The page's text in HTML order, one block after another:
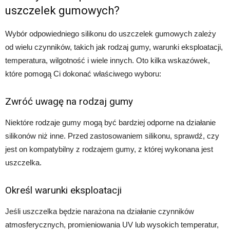
uszczelek gumowych?
Wybór odpowiedniego silikonu do uszczelek gumowych zależy
od wielu czynników, takich jak rodzaj gumy, warunki eksploatacji,
temperatura, wilgotność i wiele innych. Oto kilka wskazówek,
które pomogą Ci dokonać właściwego wyboru:
Zwróć uwagę na rodzaj gumy
Niektóre rodzaje gumy mogą być bardziej odporne na działanie
silikonów niż inne. Przed zastosowaniem silikonu, sprawdź, czy
jest on kompatybilny z rodzajem gumy, z której wykonana jest
uszczelka.
Określ warunki eksploatacji
Jeśli uszczelka będzie narażona na działanie czynników
atmosferycznych, promieniowania UV lub wysokich temperatur,